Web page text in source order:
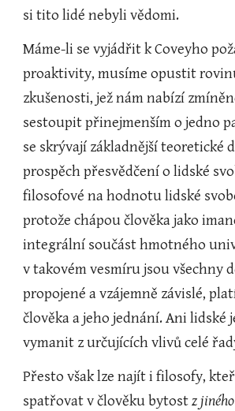
si tito lidé nebyli vědomi.
Máme-li se vyjádřit k Coveyho
proaktivity, musíme opustit
zkušenosti, jež nám nabízí
sestoupit přinejmenším o jedno
se skrývají základnější teoretické
prospěch přesvědčení o lidské
filosofové na hodnotu lidské
protože chápou člověka jako
integrální součást hmotného
v takovém vesmíru jsou všechny
propojené a vzájemně závislé,
člověka a jeho jednání. Ani lidské
vymanit z určujících vlivů celé
Přesto však lze najít i filosofy,
spatřovat v člověku bytost z